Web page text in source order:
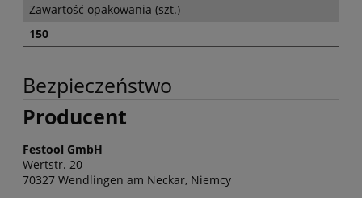
Zawartość opakowania (szt.)
150
Bezpieczeństwo
Producent
Festool GmbH
Wertstr. 20
70327 Wendlingen am Neckar, Niemcy